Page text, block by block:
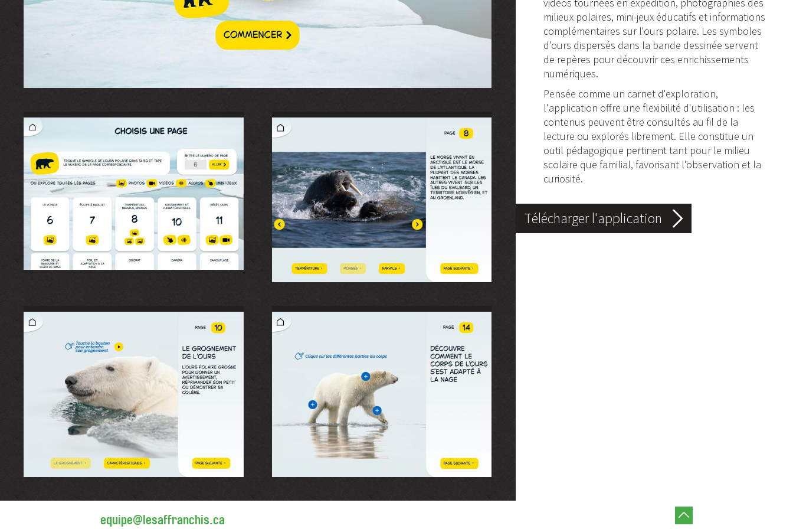
milieux polaires, mini-jeux éducatifs et informations
complémentaires sur l'ours polaire. Les symboles
d'ours dispersés dans la bande dessinée servent
de repères pour découvrir ces enrichissements
numériques.
Pensée comme un carnet d'exploration,
l'application offre une flexibilité d'utilisation : les
contenus peuvent être consultés au fil de la
lecture ou explorés librement. Elle constitue un
outil pédagogique pertinent tant pour le milieu
scolaire que familial, favorisant l'observation et la
curiosité.
Télécharger l'application
equipe@lesaffranchis.ca